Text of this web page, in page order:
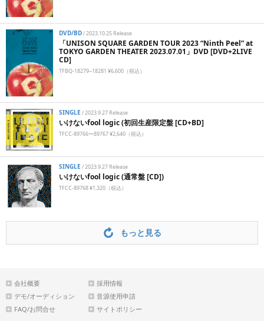
DVD/BD/2023.10.25 Release
「UNISON SQUARE GARDEN TOUR 2023 “Ninth Peel” at
TOKYO GARDEN THEATER 2023.07.01」DVD [DVD+2LIVE
CD]
TFBQ-18279~18281 ¥6,600（税込）
SINGLE /2023.9.27 Release
いけないfool logic (初回生産限定盤 [CD+BD]
TFCC-89766〜89767 ¥2,640（税込）
SINGLE /2023.9.27 Release
いけないfool logic (通常盤 [CD])
TFCC-89768 ¥1,320（税込）
もっと見る
会社概要
採用情報
デモ/オーディション
音源使用申請
FAQ/お問合せ
サイトポリシー